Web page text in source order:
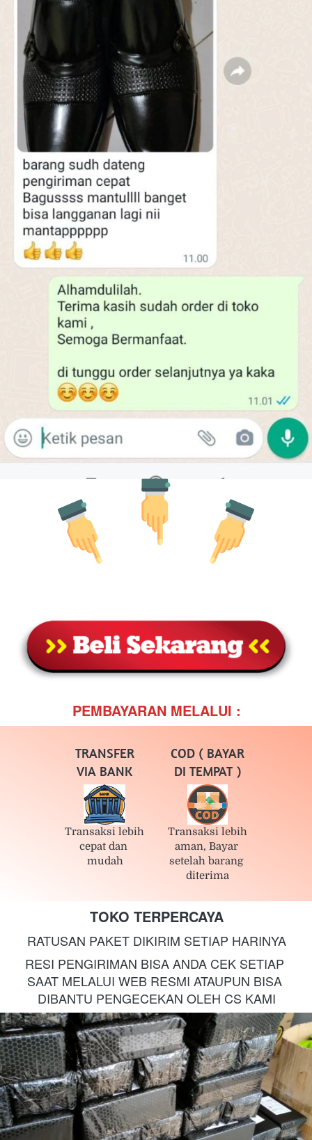
PEMBAYARAN MELALUI :
TRANSFER
VIA BANK
Transaksi lebih
cepat dan
mudah
COD ( BAYAR
DI TEMPAT )
Transaksi lebih
aman, Bayar
setelah barang
diterima
TOKO TERPERCAYA
RATUSAN PAKET DIKIRIM SETIAP HARINYA
RESI PENGIRIMAN BISA ANDA CEK SETIAP
SAAT MELALUI WEB RESMI ATAUPUN BISA
DIBANTU PENGECEKAN OLEH CS KAMI